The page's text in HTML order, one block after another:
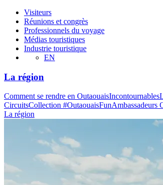
Visiteurs
Réunions et congrès
Professionnels du voyage
Médias touristiques
Industrie touristique
EN
La région
Comment se rendre en OutaouaisIncontournables
CircuitsCollection #OutaouaisFunAmbassadeurs
La région